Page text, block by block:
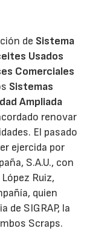
de Sistema
Usados
Comerciales
Sistemas
Ampliada
renovar
El pasado
ejercida por
S.A.U., con
Ruiz,
quien
de SIGRAP, la
Scraps.